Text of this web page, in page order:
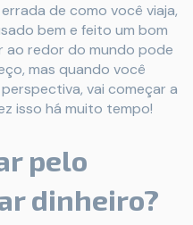
de como você viaja,
bem e feito um bom
ao redor do mundo pode
mas quando você
vai começar a
isso há muito tempo!
pelo
dinheiro?